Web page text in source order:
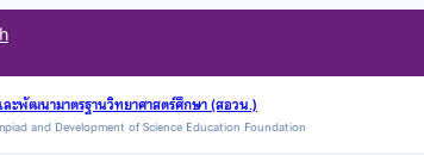
ะพัฒนามาตรฐานวิทยาศาสตร์ศึกษา (สอวน.)
and Development of Science Education Foundation